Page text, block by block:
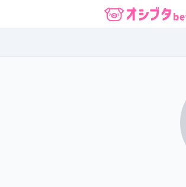
オシブタ Oshibuta